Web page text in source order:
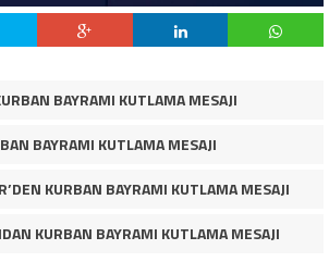
BAYRAMI KUTLAMA MESAJI
BAYRAMI KUTLAMA MESAJI
KURBAN BAYRAMI KUTLAMA MESAJI
KURBAN BAYRAMI KUTLAMA MESAJI